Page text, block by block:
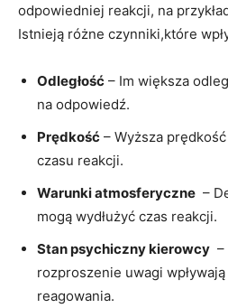
⁢odpowiedniej reakcji, na‌
Istnieją różne czynniki,które
Odległość – Im ‍większa
na⁣ odpowiedź.
Prędkość – Wyższa
czasu reakcji.
Warunki⁣ atmosferyczne
–
mogą wydłużyć ​czas ‌reakcji.
Stan psychiczny kierowcy
⁤rozproszenie​ uwagi
reagowania.